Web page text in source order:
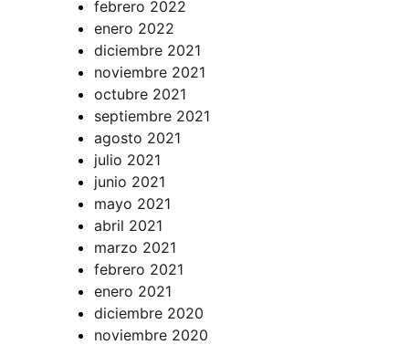
febrero 2022
enero 2022
diciembre 2021
noviembre 2021
octubre 2021
septiembre 2021
agosto 2021
julio 2021
junio 2021
mayo 2021
abril 2021
marzo 2021
febrero 2021
enero 2021
diciembre 2020
noviembre 2020